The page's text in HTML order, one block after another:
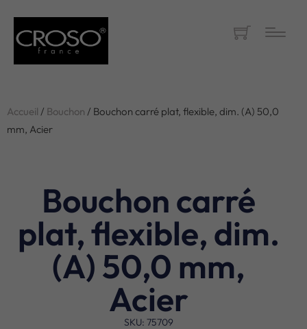
Accueil / Bouchon / Bouchon carré plat, flexible, dim. (A) 50,0
mm, Acier
Bouchon carré
plat, flexible, dim.
(A) 50,0 mm,
Acier
SKU: 75709